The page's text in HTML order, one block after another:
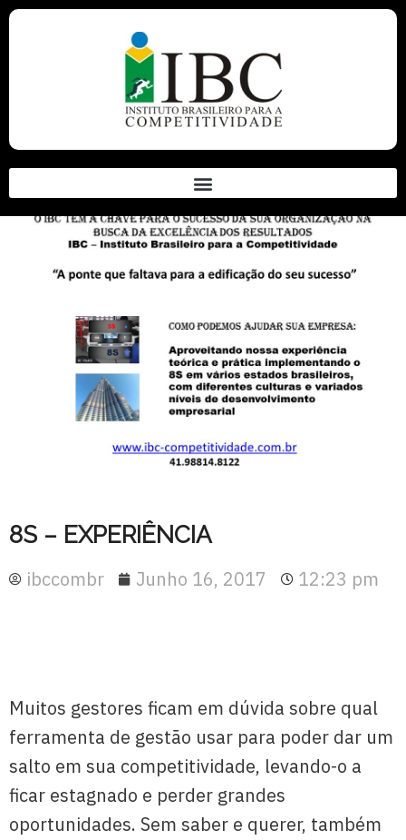
8S – EXPERIÊNCIA
ibccombr Junho 16, 2017 12:23 pm
Muitos gestores ficam em dúvida sobre qual
ferramenta de gestão usar para poder dar um
salto em sua competitividade, levando-o a
ficar estagnado e perder grandes
oportunidades. Sem saber e querer, também